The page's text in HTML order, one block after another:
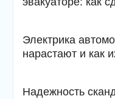
Электрика
нарастают и как
Надежность